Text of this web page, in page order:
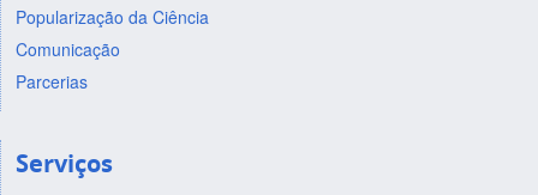
Popularização da Ciência
Comunicação
Parcerias
Serviços